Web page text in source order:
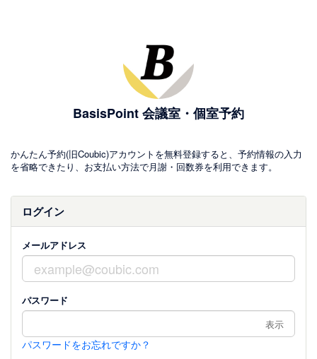
BasisPoint 会議室・個室予約
かんたん予約(旧Coubic)アカウントを無料登録すると、予約情報の入力
を省略できたり、お支払い方法で月謝・回数券を利用できます。
ログイン
メールアドレス
パスワード
表示
パスワードをお忘れですか？